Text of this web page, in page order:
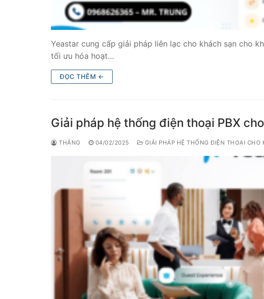
Yeastar cung cấp giải pháp liên lạc cho khách sạn cho
tối ưu hóa hoạt…
ĐỌC THÊM ←
Giải pháp hệ thống điện thoại PBX
THẮNG 04/02/2025 GIẢI PHÁP HỆ THỐNG ĐIỆN THOẠI CHO